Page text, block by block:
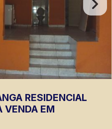
RESIDENCIAL
VENDA EM